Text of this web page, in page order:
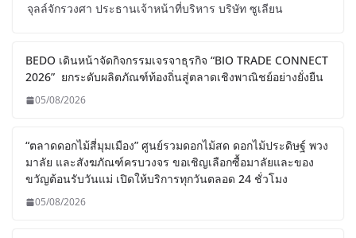
จุลล์จักรวงศา ประธานเจ้าหน้าที่บริหาร บริษัท ซูเลียน
BEDO เดินหน้าจัดกิจกรรมเจรจาธุรกิจ “BIO TRADE CONNECT
2026” ยกระดับผลิตภัณฑ์ท้องถิ่นสู่ตลาดเชิงพาณิชย์อย่างยั่งยืน
05/08/2026
“ตลาดดอกไม้สี่มุมเมือง” ศูนย์รวมดอกไม้สด ดอกไม้ประดิษฐ์ พวง
มาลัย และสังฆภัณฑ์ครบวงจร ขอเชิญเลือกซื้อมาลัยและของ
ขวัญต้อนรับวันแม่ เปิดให้บริการทุกวันตลอด 24 ชั่วโมง
05/08/2026